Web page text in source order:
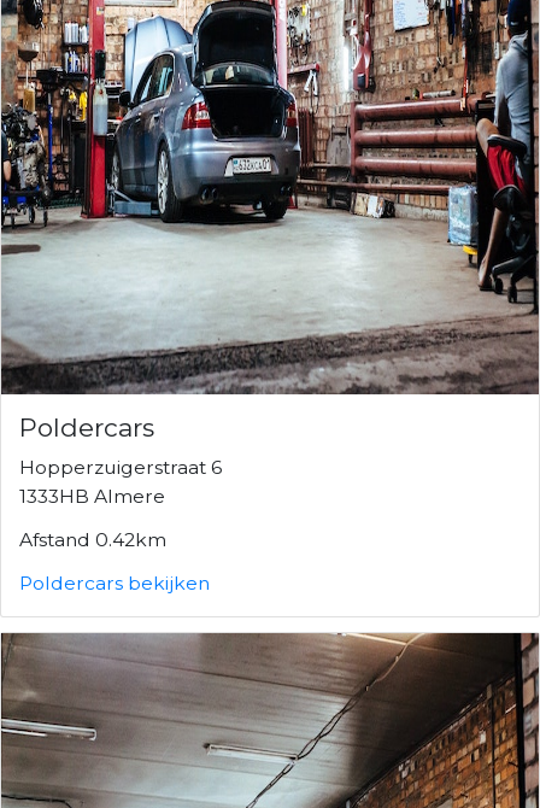
Poldercars
Hopperzuigerstraat 6
1333HB Almere
Afstand 0.42km
Poldercars bekijken